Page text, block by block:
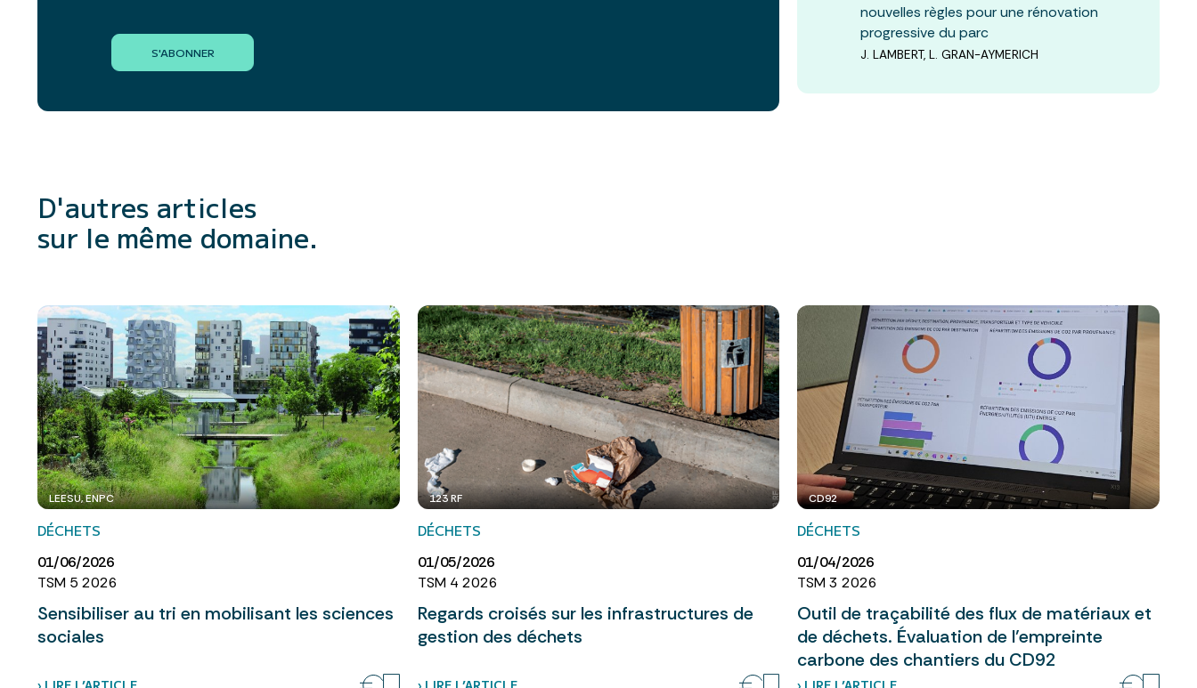
S'ABONNER
nouvelles règles pour une rénovation
progressive du parc
J. LAMBERT, L. GRAN-AYMERICH
D'autres articles
sur le même domaine.
LEESU, ENPC
DÉCHETS
01/06/2026
TSM 5 2026
Sensibiliser au tri en mobilisant les sciences
sociales
123 RF
DÉCHETS
01/05/2026
TSM 4 2026
Regards croisés sur les infrastructures de
gestion des déchets
CD92
DÉCHETS
01/04/2026
TSM 3 2026
Outil de traçabilité des flux de matériaux et
de déchets. Évaluation de l’empreinte
carbone des chantiers du CD92